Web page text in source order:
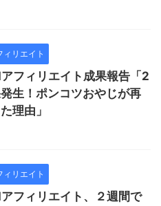
ィリエイト
フィリエイト成果報告「2
生！ポンコツおやじが再
理由」
ィリエイト
フィリエイト、２週間で